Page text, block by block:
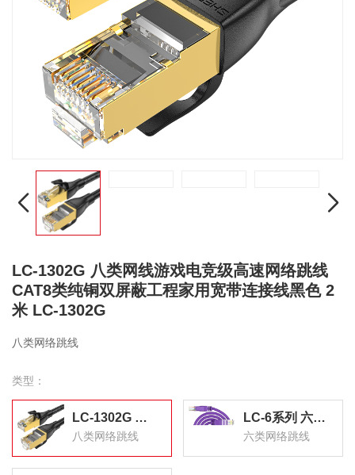
LC-1302G 八类网线游戏电竞级高速网络跳线
CAT8类纯铜双屏蔽工程家用宽带连接线黑色 2
米 LC-1302G
八类网络跳线
类型：
LC-1302G 八类网线游戏电竞级高速网络跳线 CAT8类纯铜双屏蔽工程家用宽带连接线黑色 2米 LC-1302G
八类网络跳线
LC-6系列 六类网线 纯铜千兆8芯双绞网络跳线 高速成品网络连接线 千兆网线
六类网络跳线